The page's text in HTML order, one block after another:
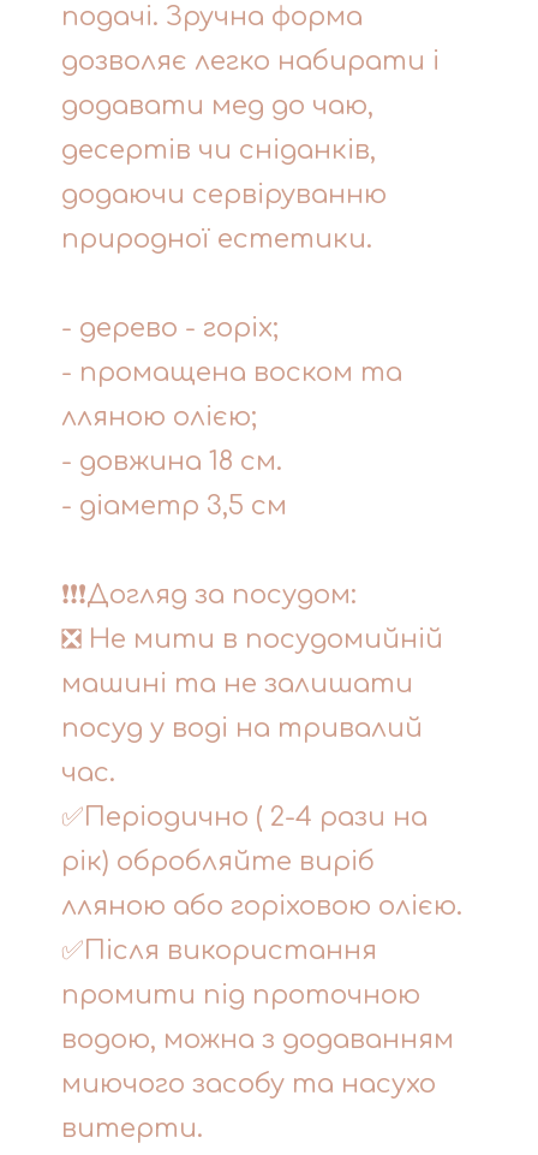
подачі. Зручна форма
дозволяє легко набирати і
додавати мед до чаю,
десертів чи сніданків,
додаючи сервіруванню
природної естетики.
- дерево - горіх;
- промащена воском та
лляною олією;
- довжина 18 см.
- діаметр 3,5 см
❗❗❗Догляд за посудом:
❎ Не мити в посудомийній
машині та не залишати
посуд у воді на тривалий
час.
✅Періодично ( 2-4 рази на
рік) обробляйте виріб
лляною або горіховою олією.
✅Після використання
промити під проточною
водою, можна з додаванням
миючого засобу та насухо
витерти.